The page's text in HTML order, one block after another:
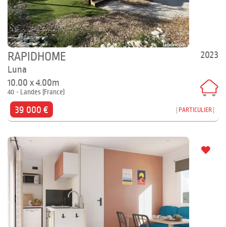
2023
RAPIDHOME
Luna
10.00 x 4.00m
40 - Landes (France)
39 000 € PARTICULIER